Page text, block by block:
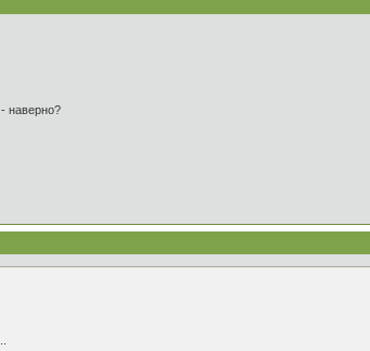
наверно?